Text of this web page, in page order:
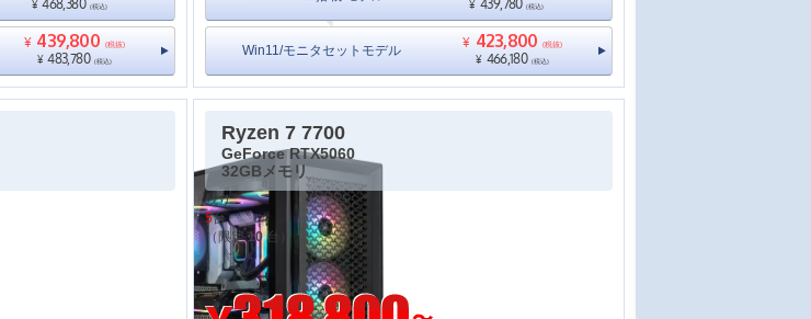
¥ (税込)
¥ 439,800 (税抜)
¥ 483,780 (税込)
¥ (税込)
Win11/モニタセットモデル ¥ 423,800 (税抜)
¥ 466,180 (税込)
Ryzen 7 7700
GeForce RTX5060
32GBメモリ
残り
5台
（限定10台）